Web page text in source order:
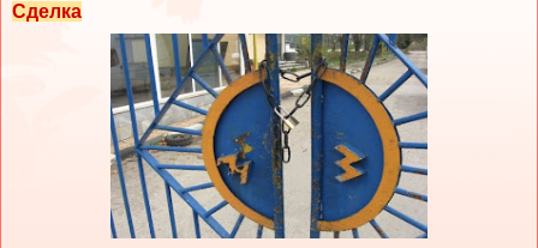
Сделка